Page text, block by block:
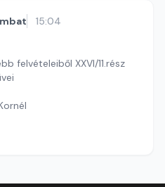
15:04
felvételeiből XXVI/11.rész